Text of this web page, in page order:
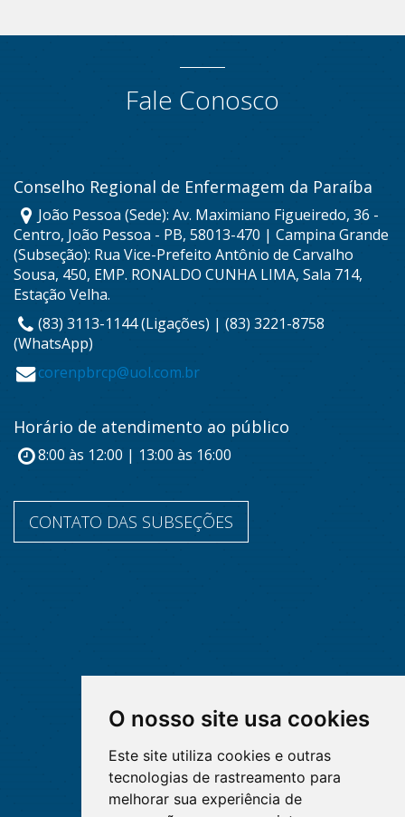
O nosso site usa cookies
Este site utiliza cookies e outras
tecnologias de rastreamento para
melhorar sua experiência de
Fale Conosco
Conselho Regional de Enfermagem da Paraíba
João Pessoa (Sede): Av. Maximiano Figueiredo, 36 -
Centro, João Pessoa - PB, 58013-470 | Campina Grande
(Subseção): Rua Vice-Prefeito Antônio de Carvalho
Sousa, 450, EMP. RONALDO CUNHA LIMA, Sala 714,
Estação Velha.
(83) 3113-1144 (Ligações) | (83) 3221-8758
(WhatsApp)
corenpbrcp@uol.com.br
Horário de atendimento ao público
8:00 às 12:00 | 13:00 às 16:00
CONTATO DAS SUBSEÇÕES